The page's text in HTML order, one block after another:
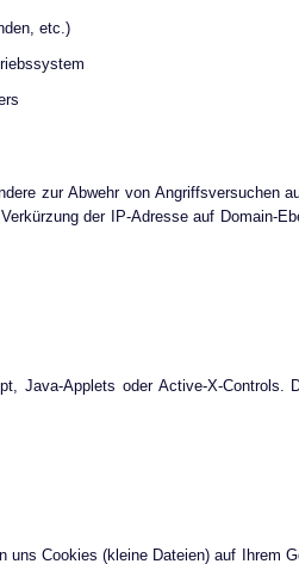
etc.)
zur Abwehr von Angriffsversuchen
der IP-Adresse auf Domain-
Java-Applets oder Active-X-
uns Cookies (kleine Dateien) auf Ihrem